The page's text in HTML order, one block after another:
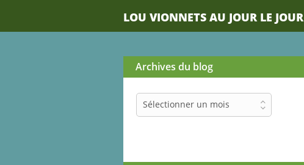
LOU VIONNETS AU JOUR LE JOUR
Archives du blog
Archives
du
Sélectionner un mois